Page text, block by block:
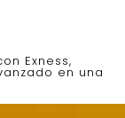
Exness,
en una